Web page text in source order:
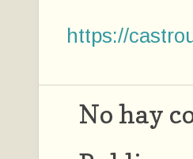
https://
No hay